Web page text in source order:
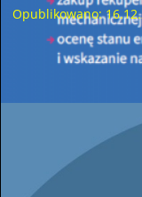
Opublikowano:
W dniu 16
Funduszu
Ochrony
Pan Jacek Skórski
„Ogólnopolskiego
ratowniczych